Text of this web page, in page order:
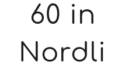
60 in
Nordli